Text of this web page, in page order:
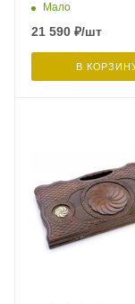
Мало
21 590 ₽/шт
В